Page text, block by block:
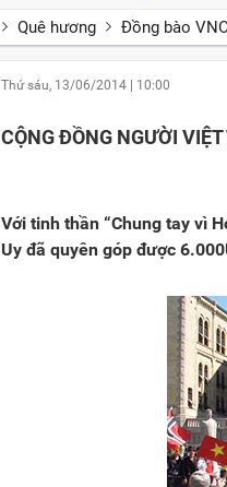
Trang văn học nghệ thuật
Triệu trái tim nhân ái hướng về
Sự thật
Quê hương Đồng bào
Thứ sáu, 13/06/2014 10:00
CỘNG ĐỒNG NGƯỜI
Với tinh thần “Chung tay vì
Uy đã quyên góp được